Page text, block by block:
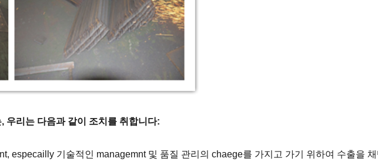
우리는 다음과 같이 조치를 취합니다:
especailly 기술적인 managemnt 및 품질 관리의 chaege를 가지고 가기 위하여 수출을